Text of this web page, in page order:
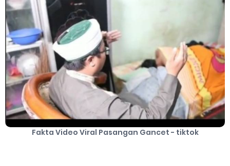
Cara Ping Server Shopee Food 2022
Cara Menghubungi CS Lalamove dan Jam Operasionalnya
Cara Mengatasi Aplikasi Gojek Mengalami Gangguan
DNS Server Gojek Driver Terbaru 2026: Panduan Lengkap DNS
Server Gojek Terbaru dan IP Server GoPartner Gojek
Fakta Video Viral Pasangan Gancet - tiktok